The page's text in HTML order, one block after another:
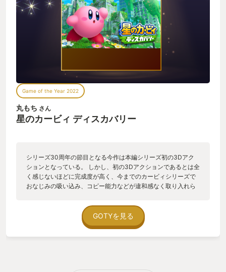
Game of the Year 2022
丸もち さん
星のカービィ ディスカバリー
シリーズ30周年の節目となる今作は本編シリーズ初の3Dアク
ションとなっている。 しかし、初の3Dアクションであるとは全
く感じないほどに完成度が高く、今までのカービィシリーズで
おなじみの吸い込み、コピー能力などが違和感なく取り入れら
易度でストレスフリーに進めることができ、初心者でもゲーマ
ーでも楽しめるものになっている。 そして、このゲームの素
晴らしい点として世界観の作りこみの丁寧さを挙げたい。 今作
GOTYを見る